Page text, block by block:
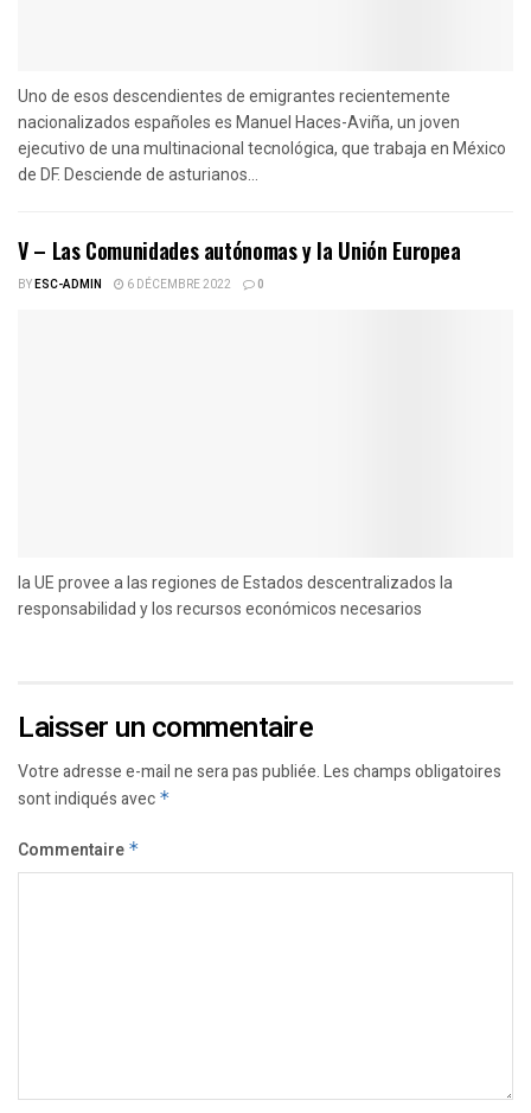
Uno de esos descendientes de emigrantes recientemente
nacionalizados españoles es Manuel Haces-Aviña, un joven
ejecutivo de una multinacional tecnológica, que trabaja en México
de DF. Desciende de asturianos...
V – Las Comunidades autónomas y la Unión Europea
BYESC-ADMIN 6 DÉCEMBRE 2022 0
la UE provee a las regiones de Estados descentralizados la
responsabilidad y los recursos económicos necesarios
Laisser un commentaire
Votre adresse e-mail ne sera pas publiée.Les champs obligatoires
sont indiqués avec *
Commentaire *